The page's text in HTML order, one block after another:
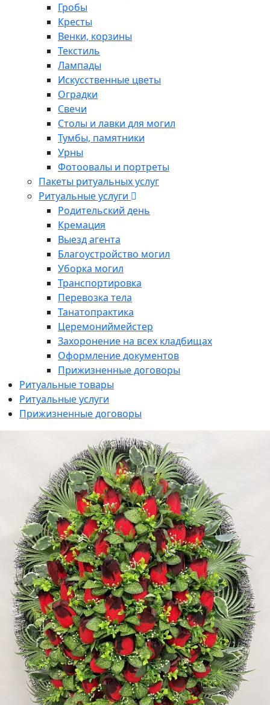
Гробы
Кресты
Венки, корзины
Текстиль
Лампады
Искусственные цветы
Оградки
Свечи
Столы и лавки для могил
Тумбы, памятники
Урны
Фотоовалы и портреты
Пакеты ритуальных услуг
Ритуальные услуги
Родительский день
Кремация
Выезд агента
Благоустройство могил
Уборка могил
Транспортировка
Перевозка тела
Танатопрактика
Церемониймейстер
Захоронение на всех кладбищах
Оформление документов
Прижизненные договоры
Ритуальные товары
Ритуальные услуги
Прижизненные договоры